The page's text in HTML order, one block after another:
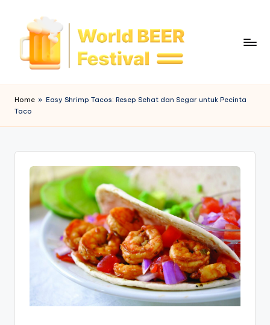
o
rl
B
Home » Easy Shrimp Tacos: Resep Sehat dan Segar untuk Pecinta
Taco